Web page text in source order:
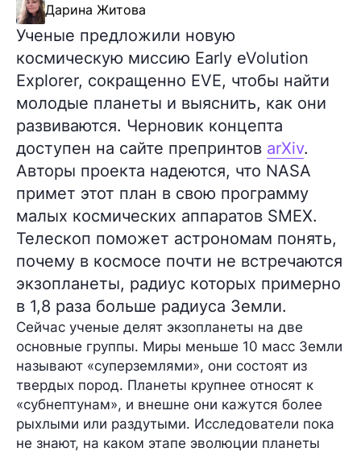
Дарина Житова
Ученые предложили новую
космическую миссию Early eVolution
Explorer, сокращенно EVE, чтобы найти
молодые планеты и выяснить, как они
развиваются. Черновик концепта
доступен на сайте препринтов arXiv.
Авторы проекта надеются, что NASA
примет этот план в свою программу
малых космических аппаратов SMEX.
Телескоп поможет астрономам понять,
почему в космосе почти не встречаются
экзопланеты, радиус которых примерно
в 1,8 раза больше радиуса Земли.
Сейчас ученые делят экзопланеты на две
основные группы. Миры меньше 10 масс Земли
называют «суперземлями», они состоят из
твердых пород. Планеты крупнее относят к
«субнептунам», и внешне они кажутся более
рыхлыми или раздутыми. Исследователи пока
не знают, на каком этапе эволюции планеты